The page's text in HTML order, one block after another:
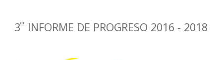
3er INFORME DE PROGRESO 2016 - 2018